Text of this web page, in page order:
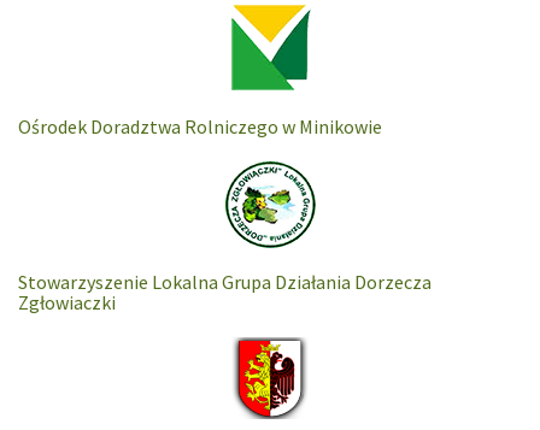
Ośrodek Doradztwa Rolniczego w Minikowie
Stowarzyszenie Lokalna Grupa Działania Dorzecza
Zgłowiaczki